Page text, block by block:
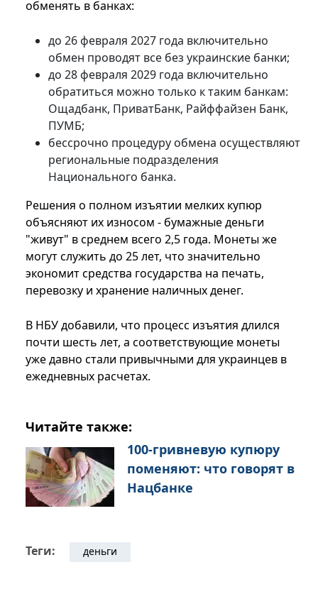
обменять в банках:
до 26 февраля 2027 года включительно
обмен проводят все без украинские банки;
до 28 февраля 2029 года включительно
обратиться можно только к таким банкам:
Ощадбанк, ПриватБанк, Райффайзен Банк,
ПУМБ;
бессрочно процедуру обмена осуществляют
региональные подразделения
Национального банка.
Решения о полном изъятии мелких купюр
объясняют их износом - бумажные деньги
"живут" в среднем всего 2,5 года. Монеты же
могут служить до 25 лет, что значительно
экономит средства государства на печать,
перевозку и хранение наличных денег.
В НБУ добавили, что процесс изъятия длился
почти шесть лет, а соответствующие монеты
уже давно стали привычными для украинцев в
ежедневных расчетах.
Читайте также:
100-гривневую купюру
поменяют: что говорят в
Нацбанке
Теги: деньги